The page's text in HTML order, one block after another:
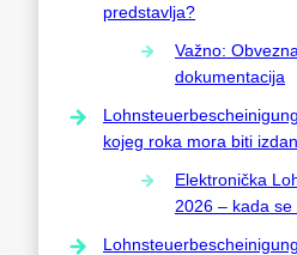
predstavlja?
Važno:
dokumentacija
kojeg roka mora biti
Elektronička
2026 – kada se